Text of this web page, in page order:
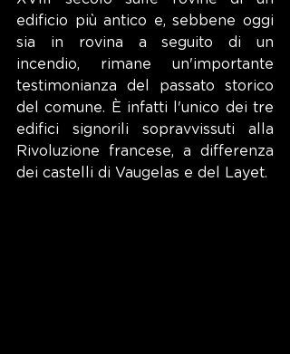
edificio più antico e, sebbene oggi
sia in rovina a seguito di un
incendio, rimane un'importante
testimonianza del passato storico
del comune. È infatti l'unico dei tre
edifici signorili sopravvissuti alla
Rivoluzione francese, a differenza
dei castelli di Vaugelas e del Layet.